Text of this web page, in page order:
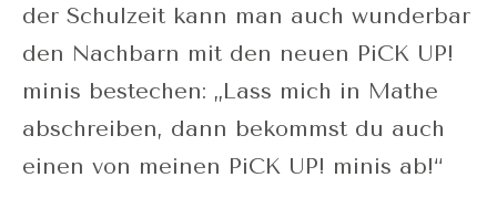
der Schulzeit kann man auch wunderbar
den Nachbarn mit den neuen PiCK UP!
minis bestechen: „Lass mich in Mathe
abschreiben, dann bekommst du auch
einen von meinen PiCK UP! minis ab!“